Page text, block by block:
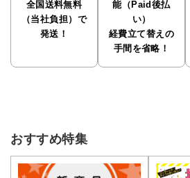
全国送料無料
（当社負担）で
発送！
能（Paid後払
い）
経費立て替えの
手間を省略！
おすすめ特集